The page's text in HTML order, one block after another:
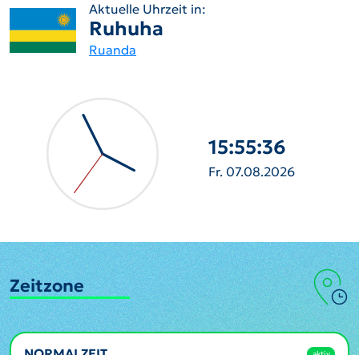
Aktuelle Uhrzeit in:
Ruhuha
Ruanda
15:55:37
Fr. 07.08.2026
Zeitzone